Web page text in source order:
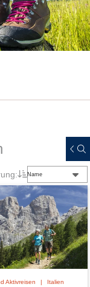
Name
Aktivreisen | Italien